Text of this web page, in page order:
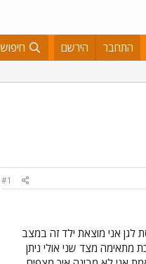
התחבר הירשם חיפוש
#1
לגן אני מוצאת ילד זה במצב
מתאימה מצד שני אולי ניתן